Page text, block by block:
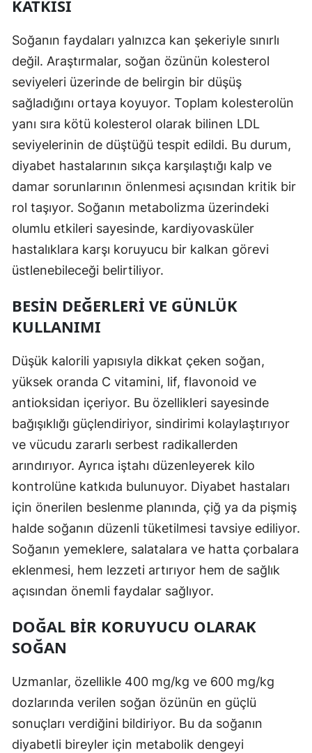
Manisa
Kahramanmaraş
Mardin
Muş
Nevşehir
Niğde
Ordu
Sakarya
Siirt
Sivas
Tekirdağ
Tokat
Trabzon
Tunceli
Şanlıurfa
Uşak
Van
Zonguldak
Aksaray
Bayburt
KATKISI
Soğanın faydaları yalnızca kan şekeriyle sınırlı
değil. Araştırmalar, soğan özünün kolesterol
seviyeleri üzerinde de belirgin bir düşüş
sağladığını ortaya koyuyor. Toplam kolesterolün
yanı sıra kötü kolesterol olarak bilinen LDL
seviyelerinin de düştüğü tespit edildi. Bu durum,
diyabet hastalarının sıkça karşılaştığı kalp ve
damar sorunlarının önlenmesi açısından kritik bir
rol taşıyor. Soğanın metabolizma üzerindeki
olumlu etkileri sayesinde, kardiyovasküler
hastalıklara karşı koruyucu bir kalkan görevi
üstlenebileceği belirtiliyor.
BESIN DEĞERLERI VE GÜNLÜK
KULLANIMI
Düşük kalorili yapısıyla dikkat çeken soğan,
yüksek oranda C vitamini, lif, flavonoid ve
antioksidan içeriyor. Bu özellikleri sayesinde
bağışıklığı güçlendiriyor, sindirimi kolaylaştırıyor
ve vücudu zararlı serbest radikallerden
arındırıyor. Ayrıca iştahı düzenleyerek kilo
kontrolüne katkıda bulunuyor. Diyabet hastaları
için önerilen beslenme planında, çiğ ya da pişmiş
halde soğanın düzenli tüketilmesi tavsiye ediliyor.
Soğanın yemeklere, salatalara ve hatta çorbalara
eklenmesi, hem lezzeti artırıyor hem de sağlık
açısından önemli faydalar sağlıyor.
DOĞAL BIR KORUYUCU OLARAK
SOĞAN
Uzmanlar, özellikle 400 mg/kg ve 600 mg/kg
dozlarında verilen soğan özünün en güçlü
sonuçları verdiğini bildiriyor. Bu da soğanın
diyabetli bireyler için metabolik dengeyi